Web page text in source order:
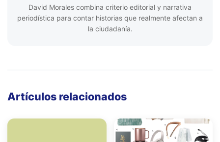
David Morales combina criterio editorial y narrativa
periodística para contar historias que realmente afectan a
la ciudadanía.
Artículos relacionados